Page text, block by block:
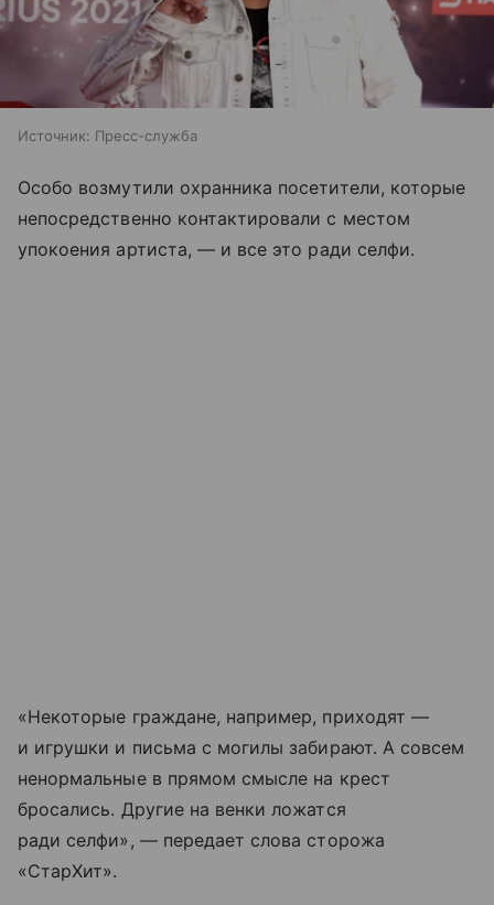
Источник: Пресс-служба
Особо возмутили охранника посетители, которые
непосредственно контактировали с местом
упокоения артиста, — и все это ради селфи.
«Некоторые граждане, например, приходят —
и игрушки и письма с могилы забирают. А совсем
ненормальные в прямом смысле на крест
бросались. Другие на венки ложатся
ради селфи», — передает слова сторожа
«СтарХит».